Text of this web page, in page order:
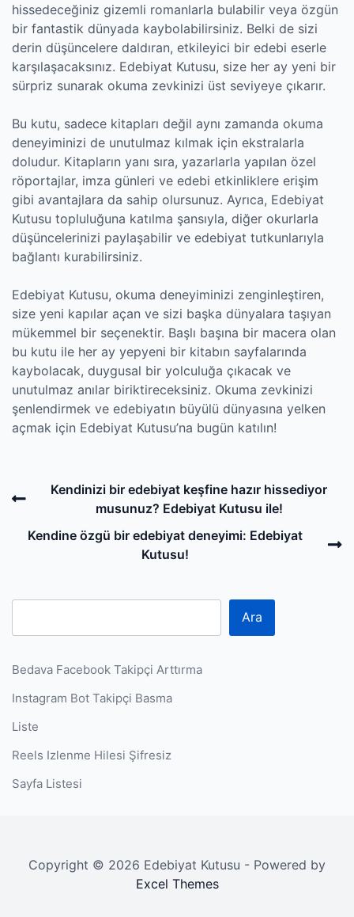
hissedeceğiniz gizemli romanlarla bulabilir veya özgün
bir fantastik dünyada kaybolabilirsiniz. Belki de sizi
derin düşüncelere daldıran, etkileyici bir edebi eserle
karşılaşacaksınız. Edebiyat Kutusu, size her ay yeni bir
sürpriz sunarak okuma zevkinizi üst seviyeye çıkarır.
Bu kutu, sadece kitapları değil aynı zamanda okuma
deneyiminizi de unutulmaz kılmak için ekstralarla
doludur. Kitapların yanı sıra, yazarlarla yapılan özel
röportajlar, imza günleri ve edebi etkinliklere erişim
gibi avantajlara da sahip olursunuz. Ayrıca, Edebiyat
Kutusu topluluğuna katılma şansıyla, diğer okurlarla
düşüncelerinizi paylaşabilir ve edebiyat tutkunlarıyla
bağlantı kurabilirsiniz.
Edebiyat Kutusu, okuma deneyiminizi zenginleştiren,
size yeni kapılar açan ve sizi başka dünyalara taşıyan
mükemmel bir seçenektir. Başlı başına bir macera olan
bu kutu ile her ay yepyeni bir kitabın sayfalarında
kaybolacak, duygusal bir yolculuğa çıkacak ve
unutulmaz anılar biriktireceksiniz. Okuma zevkinizi
şenlendirmek ve edebiyatın büyülü dünyasına yelken
açmak için Edebiyat Kutusu’na bugün katılın!
Post
navigation
PreviousKendinizi bir edebiyat keşfine hazır hissediyor
musunuz? Edebiyat Kutusu ile!
Kendine özgü bir edebiyat deneyimi: Edebiyat
Kutusu!
Ara
Bedava Facebook Takipçi Arttırma
Instagram Bot Takipçi Basma
Liste
Reels Izlenme Hilesi Şifresiz
Sayfa Listesi
Copyright © 2026 Edebiyat Kutusu - Powered by
Excel Themes